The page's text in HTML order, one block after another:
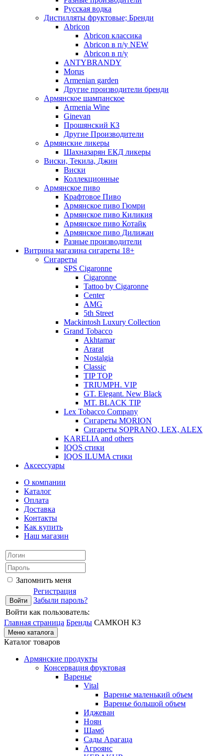
Русская водка
Дистилляты фруктовые; Бренди
Abricon
Abricon классика
Abricon в п/у NEW
Abricon в п/у
ANTYBRANDY
Morus
Armenian garden
Другие производители бренди
Армянское шампанское
Armenia Wine
Ginevan
Прошянский КЗ
Другие Производители
Армянские ликеры
Шахназарян ЕКД ликеры
Виски, Текила, Джин
Виски
Коллекционные
Армянское пиво
Крафтовое Пиво
Армянское пиво Гюмри
Армянское пиво Киликия
Армянское пиво Котайк
Армянское пиво Дилижан
Разные производители
Витрина магазина сигареты 18+
Cигареты
SPS Cigaronne
Сigaronne
Tattoo by Cigaronne
Center
AMG
5th Street
Mackintosh Luxury Collection
Grand Tobacco
Akhtamar
Ararat
Nostalgia
Classic
TIP TOP
TRIUMPH. VIP
GT. Elegant. New Black
MT. BLACK TIP
Lex Tobacco Company
Сигареты MORION
Сигареты SOPRANO, LEX, ALEX
KARELIA and others
IQOS стики
IQOS ILUMA стики
Аксессуары
О компании
Каталог
Оплата
Доставка
Контакты
Как купить
Наш магазин
Запомнить меня
Регистрация
Забыли пароль?
Войти как пользователь:
Главная страница Бренды САМКОН КЗ
Меню каталога
Каталог товаров
Армянские продукты
Консервация фруктовая
Варенье
Vital
Варенье маленький объем
Варенье большой объем
Иджеван
Ноян
Шамб
Сады Арагаца
Агроянс